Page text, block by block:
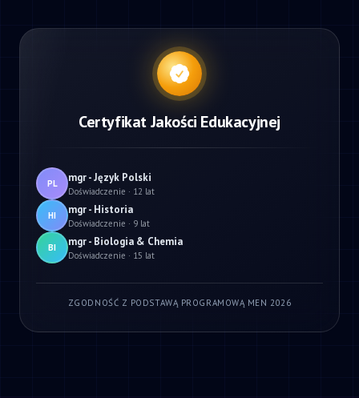
Certyfikat Jakości Edukacyjnej
PL mgr - Język Polski
Doświadczenie · 12 lat
HI mgr - Historia
Doświadczenie · 9 lat
BI mgr - Biologia & Chemia
Doświadczenie · 15 lat
ZGODNOŚĆ Z PODSTAWĄ PROGRAMOWĄ MEN 2026